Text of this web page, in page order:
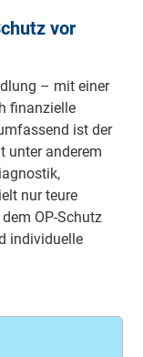
vor
– mit einer
finanzielle
ist der
unter anderem
nur teure
OP-Schutz
individuelle